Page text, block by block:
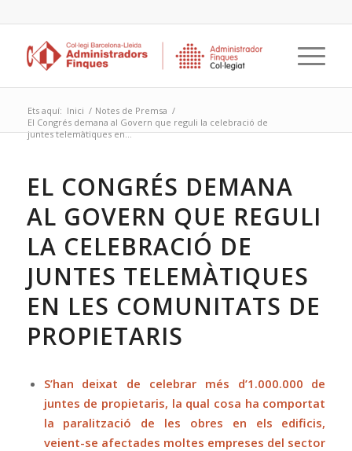
Ets aquí: Inici / Notes de Premsa /
El Congrés demana al Govern que reguli la celebració de
juntes telemàtiques en...
EL CONGRÉS DEMANA
AL GOVERN QUE REGULI
LA CELEBRACIÓ DE
JUNTES TELEMÀTIQUES
EN LES COMUNITATS DE
PROPIETARIS
S’han deixat de celebrar més d’1.000.000 de
juntes de propietaris, la qual cosa ha comportat
la paralització de les obres en els edificis,
veient-se afectades moltes empreses del sector